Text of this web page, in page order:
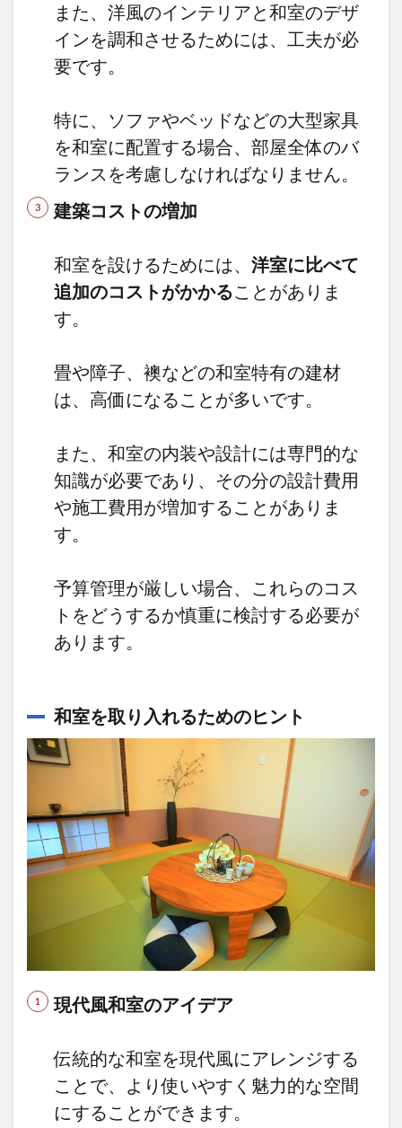
また、洋風のインテリアと和室のデザ
インを調和させるためには、工夫が必
要です。
特に、ソファやベッドなどの大型家具
を和室に配置する場合、部屋全体のバ
ランスを考慮しなければなりません。
建築コストの増加
和室を設けるためには、 洋室に比べて
追加のコストがかかることがありま
す。
畳や障子、襖などの和室特有の建材
は、高価になることが多いです。
また、和室の内装や設計には専門的な
知識が必要であり、その分の設計費用
や施工費用が増加することがありま
す。
予算管理が厳しい場合、これらのコス
トをどうするか慎重に検討する必要が
あります。
和室を取り入れるためのヒント
現代風和室のアイデア
伝統的な和室を現代風にアレンジする
ことで、より使いやすく魅力的な空間
にすることができます。